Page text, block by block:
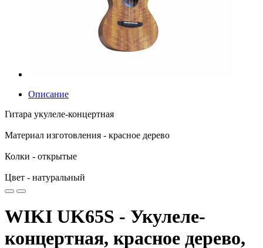
Описание
Гитара укулеле-концертная
Материал изготовления - красное дерево
Колки - открытые
Цвет - натуральный
WIKI UK65S - Укулеле-
концертная, красное дерево,